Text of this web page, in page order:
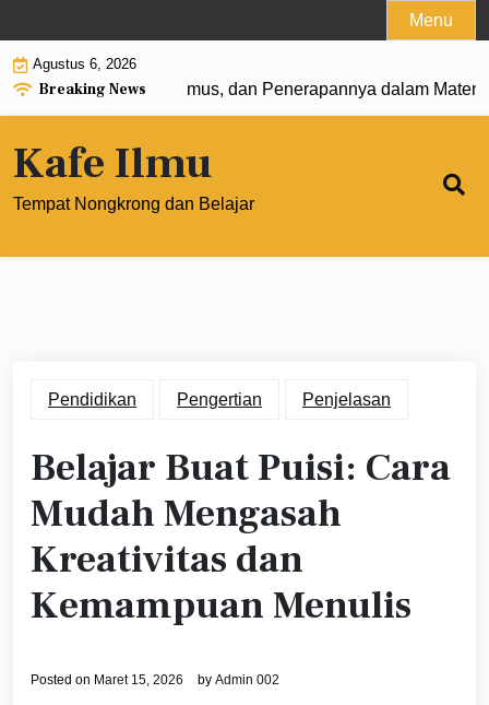
to
content
Menu
Agustus 6, 2026
Breaking News
0: Pengertian, Rumus, dan Penerapannya dalam
Kafe Ilmu
Tempat Nongkrong dan Belajar
Pendidikan Pengertian Penjelasan
Belajar Buat Puisi: Cara
Mudah Mengasah
Kreativitas dan
Kemampuan Menulis
Posted on Maret 15, 2026 by Admin 002